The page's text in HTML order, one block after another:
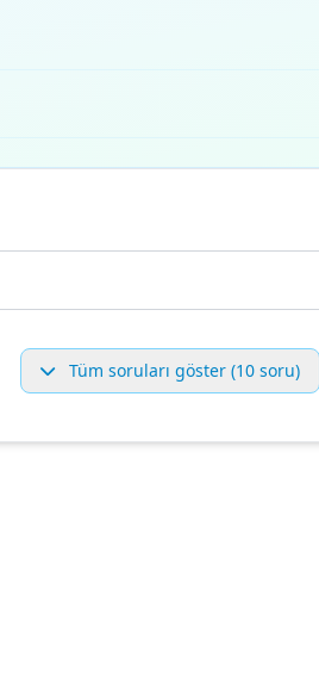
Tüm soruları göster (10 soru)